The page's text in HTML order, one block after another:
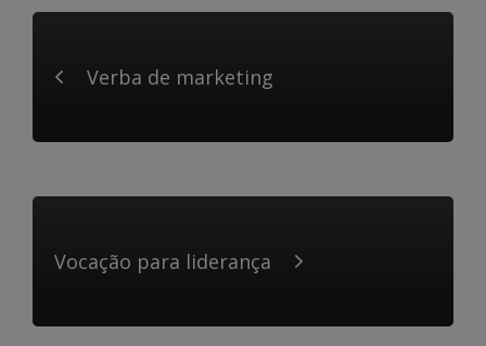
Verba de marketing
Vocação para liderança